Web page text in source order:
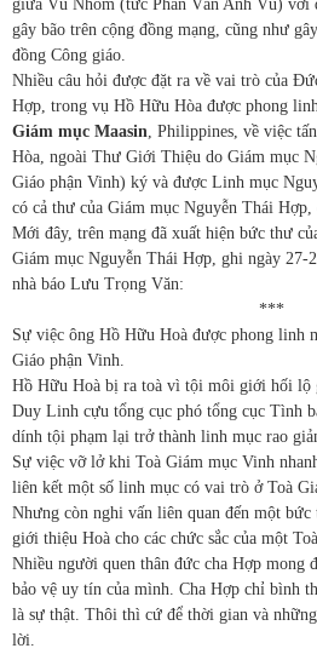
giữa Vũ Nhôm (tức Phan Văn Anh Vũ) với
gây bão trên cộng đồng mạng, cũng như
đồng Công giáo.
Nhiều câu hỏi được đặt ra về vai trò của
Hợp, trong vụ Hồ Hữu Hòa được phong
Giám mục Maasin , Philippines, về việc
Hòa, ngoài Thư Giới Thiệu do Giám mục
Giáo phận Vinh) ký và được Linh mục
có cả thư của Giám mục Nguyễn Thái
Mới đây, trên mạng đã xuất hiện bức thư
Giám mục Nguyễn Thái Hợp, ghi ngày 27-
nhà báo Lưu Trọng Văn:
***
Sự việc ông Hồ Hữu Hoà được phong linh
Giáo phận Vinh.
Hồ Hữu Hoà bị ra toà vì tội môi giới hối lộ
Duy Linh cựu tổng cục phó tổng cục Tình
dính tội phạm lại trở thành linh mục rao
Sự việc vỡ lở khi Toà Giám mục Vinh
liên kết một số linh mục có vai trò ở Toà
Nhưng còn nghi vấn liên quan đến một
giới thiệu Hoà cho các chức sắc của một
Nhiều người quen thân đức cha Hợp mong
bảo vệ uy tín của mình. Cha Hợp chỉ bình
là sự thật. Thôi thì cứ để thời gian và
lời.